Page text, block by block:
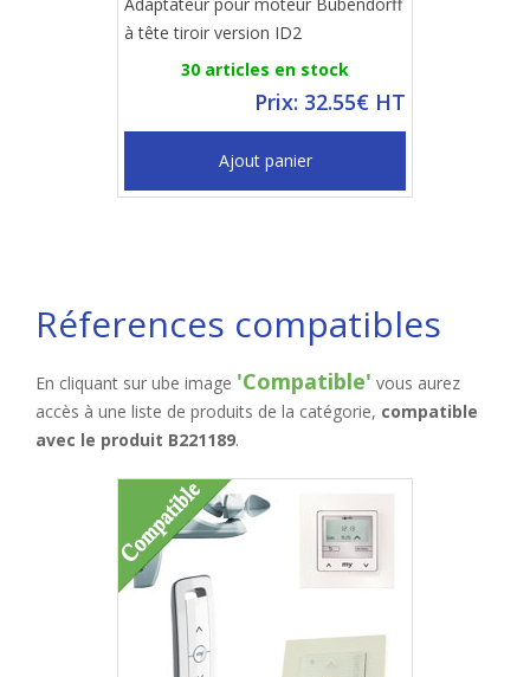
à tête tiroir version ID2
30 articles en stock
Prix: 32.55€ HT
Ajout panier
Réferences compatibles
En cliquant sur ube image 'Compatible' vous aurez
accès à une liste de produits de la catégorie, compatible
avec le produit B221189.